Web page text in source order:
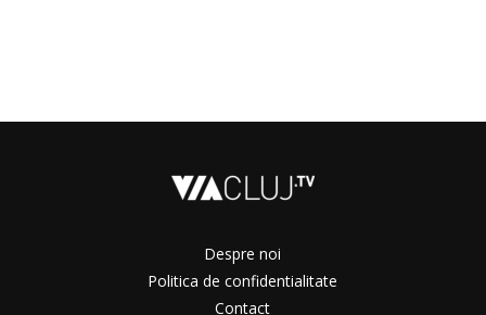
Despre noi
Politica de confidentialitate
Contact